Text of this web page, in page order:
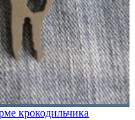
крокодильчика